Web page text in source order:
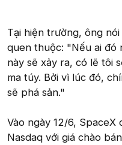
Tại hiện trường, ông
quen thuộc: "Nếu ai đó
này sẽ xảy ra, có lẽ tôi
ma túy. Bởi vì lúc đó,
sẽ phá sản."
Vào ngày 12/6,
Nasdaq với giá chào